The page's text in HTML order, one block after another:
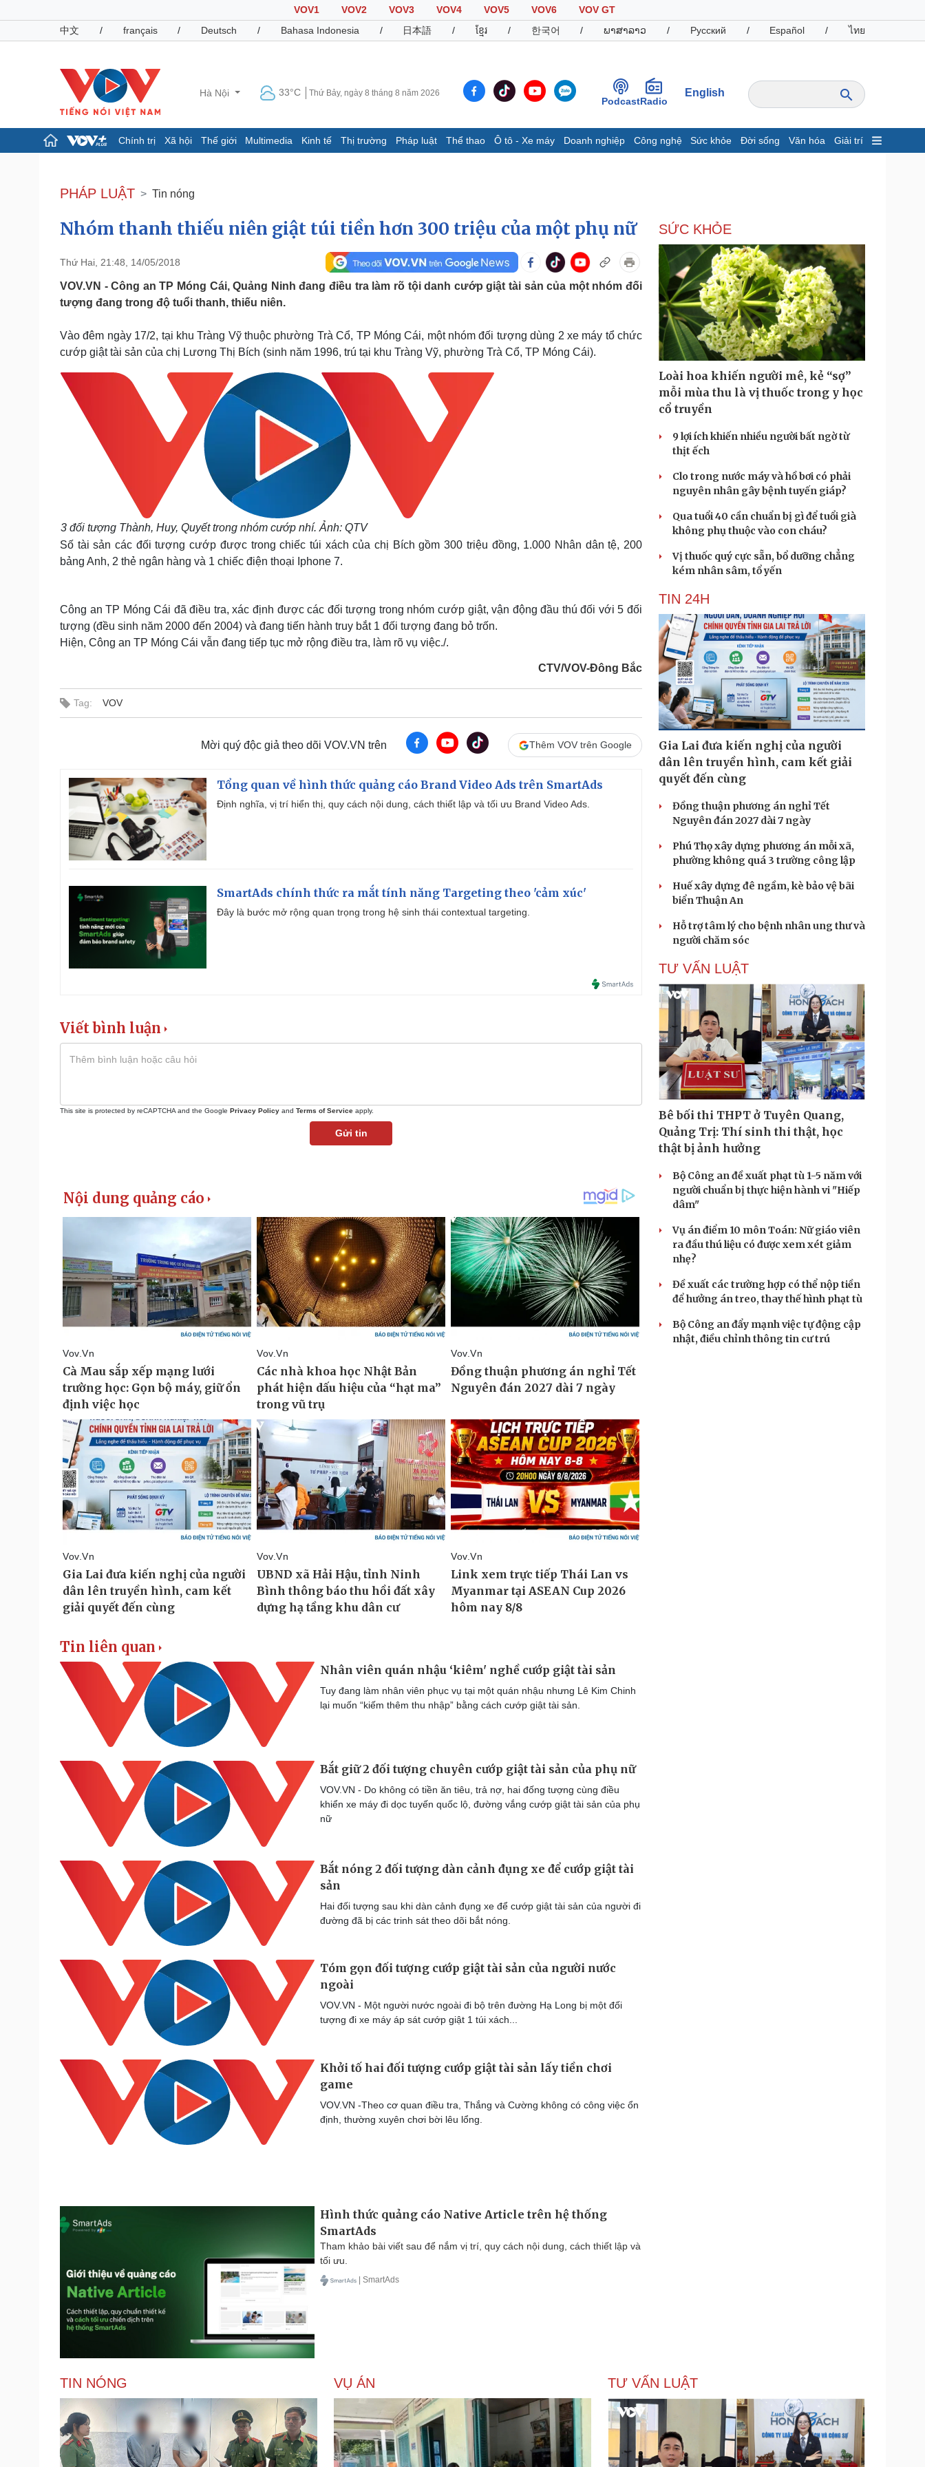
VOV1 VOV2 VOV3 VOV4 VOV5 VOV6
VOV GT
中文
/ français / Deutsch / Bahasa Indonesia / 日本語 / ខ្មែរ / 한국어 / ພາສາລາວ / Русский / Español / ไทย
Hà Nội 33°C Thứ Bảy, ngày 8 tháng 8 năm 2026
PodcastRadio
English
Chính trị Xã hội Thế giới Multimedia Kinh tế Thị trường Pháp luật Thể thao Ô tô - Xe máy Doanh nghiệp Công nghệ Sức khỏe Đời sống Văn hóa Giải trí
Đảng
Tổ chức nhân sự
Nhận diện sự thật
Giáo dục
Dấu ấn VOV
Hồ sơ
Infographic
Giá cà phê
Pháp luật
Vụ án
Tư vấn luật
Quân sự - Quốc phòng
Vũ khí
Phân tích
Thể thao
Thế giới thể thao
eSports
Hậu trường
Ô tô - Xe máy
Tư vấn
Doanh nghiệp
Thông tin doanh nghiệp
Doanh nghiệp 24h
Doanh nhân
Vì cộng đồng
Công nghệ
Sành điệu
Tin Công nghệ
Trải nghiệm
Chuyển đổi số
Sức khỏe
Dinh dưỡng - món ngon
Cây thuốc
Sản phụ khoa
Nhi khoa
Nam khoa
Làm đẹp - giảm cân
Phòng mạch online
Ăn sạch sống khỏe
Đời sống
Nhà đẹp
Blog
Tình yêu - Gia đình
Sân khấu - Điện ảnh
Văn học
Âm nhạc
Di sản
Giải trí
Nghệ sĩ
Podcast
Câu chuyện thời sự
Cửa sổ tình yêu
Kể chuyện cho bé
Cải chính
PHÁP LUẬT Tin nóng
Nhóm thanh thiếu niên giật túi tiền hơn 300 triệu của một phụ nữ
Thứ Hai, 21:48, 14/05/2018
VOV.VN - Công an TP Móng Cái, Quảng Ninh đang điều tra làm rõ tội danh cướp giật tài sản của một nhóm đối
tượng đang trong độ tuổi thanh, thiếu niên.
Vào đêm ngày 17/2, tại khu Tràng Vỹ thuộc phường Trà Cổ, TP Móng Cái, một nhóm đối tượng dùng 2 xe máy tổ chức
cướp giật tài sản của chị Lương Thị Bích (sinh năm 1996, trú tại khu Tràng Vỹ, phường Trà Cổ, TP Móng Cái).
3 đối tượng Thành, Huy, Quyết trong nhóm cướp nhí. Ảnh: QTV
Số tài sản các đối tượng cướp được trong chiếc túi xách của chị Bích gồm 300 triệu đồng, 1.000 Nhân dân tệ, 200
bảng Anh, 2 thẻ ngân hàng và 1 chiếc điện thoại Iphone 7.
Công an TP Móng Cái đã điều tra, xác định được các đối tượng trong nhóm cướp giật, vận động đầu thú đối với 5 đối
tượng (đều sinh năm 2000 đến 2004) và đang tiến hành truy bắt 1 đối tượng đang bỏ trốn.
Hiện, Công an TP Móng Cái vẫn đang tiếp tục mở rộng điều tra, làm rõ vụ việc./.
CTV/VOV-Đông Bắc
Tag: VOV
Mời quý độc giả theo dõi VOV.VN trên Thêm VOV trên Google
Tổng quan về hình thức quảng cáo Brand Video Ads trên SmartAds
Định nghĩa, vị trí hiển thị, quy cách nội dung, cách thiết lập và tối ưu Brand Video Ads.
SmartAds chính thức ra mắt tính năng Targeting theo 'cảm xúc'
Đây là bước mở rộng quan trọng trong hệ sinh thái contextual targeting.
Viết bình luận
This site is protected by reCAPTCHA and the Google Privacy Policy and Terms of Service apply.
Gửi tin
Tin liên quan
Nhân viên quán nhậu ‘kiêm' nghề cướp giật tài sản
Tuy đang làm nhân viên phục vụ tại một quán nhậu nhưng Lê Kim Chinh
lại muốn “kiếm thêm thu nhập” bằng cách cướp giật tài sản.
Bắt giữ 2 đối tượng chuyên cướp giật tài sản của phụ nữ
VOV.VN - Do không có tiền ăn tiêu, trả nợ, hai đống tượng cùng điều
khiển xe máy đi dọc tuyến quốc lộ, đường vắng cướp giật tài sản của phụ
nữ
Bắt nóng 2 đối tượng dàn cảnh đụng xe để cướp giật tài
sản
Hai đối tượng sau khi dàn cảnh đụng xe để cướp giật tài sản của người đi
đường đã bị các trinh sát theo dõi bắt nóng.
Tóm gọn đối tượng cướp giật tài sản của người nước
ngoài
VOV.VN - Một người nước ngoài đi bộ trên đường Hạ Long bị một đối
tượng đi xe máy áp sát cướp giật 1 túi xách...
Khởi tố hai đối tượng cướp giật tài sản lấy tiền chơi
game
VOV.VN -Theo cơ quan điều tra, Thắng và Cường không có công việc ổn
định, thường xuyên chơi bời lêu lổng.
Hình thức quảng cáo Native Article trên hệ thống
SmartAds
Tham khảo bài viết sau để nắm vị trí, quy cách nội dung, cách thiết lập và
tối ưu.
| SmartAds
SỨC KHỎE
Loài hoa khiến người mê, kẻ “sợ”
mỗi mùa thu là vị thuốc trong y học
cổ truyền
9 lợi ích khiến nhiều người bất ngờ từ
thịt ếch
Clo trong nước máy và hồ bơi có phải
nguyên nhân gây bệnh tuyến giáp?
Qua tuổi 40 cần chuẩn bị gì để tuổi già
không phụ thuộc vào con cháu?
Vị thuốc quý cực sẵn, bổ dưỡng chẳng
kém nhân sâm, tổ yến
TIN 24H
Gia Lai đưa kiến nghị của người
dân lên truyền hình, cam kết giải
quyết đến cùng
Đồng thuận phương án nghỉ Tết
Nguyên đán 2027 dài 7 ngày
Phú Thọ xây dựng phương án mỗi xã,
phường không quá 3 trường công lập
Huế xây dựng đê ngầm, kè bảo vệ bãi
biển Thuận An
Hỗ trợ tâm lý cho bệnh nhân ung thư và
người chăm sóc
TƯ VẤN LUẬT
Bê bối thi THPT ở Tuyên Quang,
Quảng Trị: Thí sinh thi thật, học
thật bị ảnh hưởng
Bộ Công an đề xuất phạt tù 1-5 năm với
người chuẩn bị thực hiện hành vi "Hiếp
dâm"
Vụ án điểm 10 môn Toán: Nữ giáo viên
ra đầu thú liệu có được xem xét giảm
nhẹ?
Đề xuất các trường hợp có thể nộp tiền
để hưởng án treo, thay thế hình phạt tù
Bộ Công an đẩy mạnh việc tự động cập
nhật, điều chỉnh thông tin cư trú
TIN NÓNG VỤ ÁN TƯ VẤN LUẬT